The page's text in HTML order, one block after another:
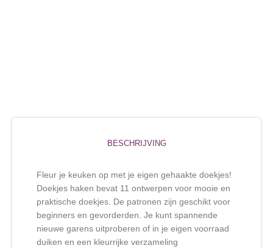
BESCHRIJVING
Fleur je keuken op met je eigen gehaakte doekjes!
Doekjes haken bevat 11 ontwerpen voor mooie en
praktische doekjes. De patronen zijn geschikt voor
beginners en gevorderden. Je kunt spannende
nieuwe garens uitproberen of in je eigen voorraad
duiken en een kleurrijke verzameling